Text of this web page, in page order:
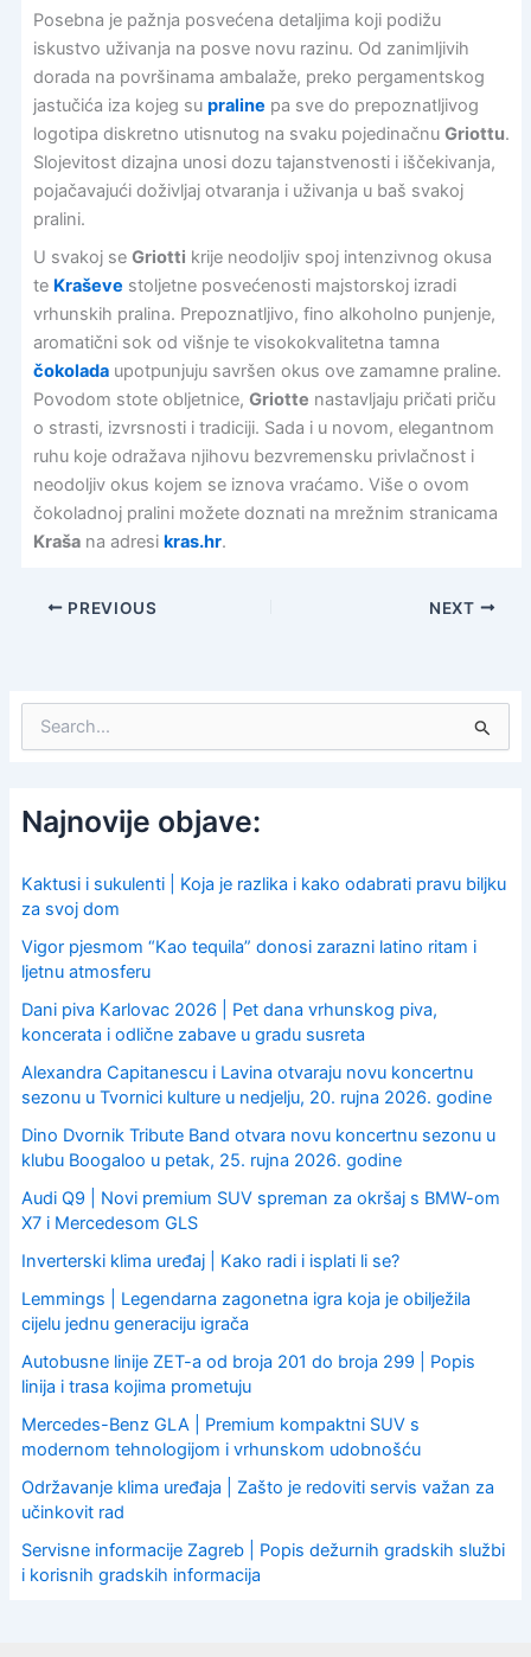
Posebna je pažnja posvećena detaljima koji podižu
iskustvo uživanja na posve novu razinu. Od zanimljivih
dorada na površinama ambalaže, preko pergamentskog
jastučića iza kojeg su praline pa sve do prepoznatljivog
logotipa diskretno utisnutog na svaku pojedinačnu Griottu.
Slojevitost dizajna unosi dozu tajanstvenosti i iščekivanja,
pojačavajući doživljaj otvaranja i uživanja u baš svakoj
pralini.
U svakoj se Griotti krije neodoljiv spoj intenzivnog okusa
te Kraševe stoljetne posvećenosti majstorskoj izradi
vrhunskih pralina. Prepoznatljivo, fino alkoholno punjenje,
aromatični sok od višnje te visokokvalitetna tamna
čokoladaupotpunjuju savršen okus ove zamamne praline.
Povodom stote obljetnice, Griotte nastavljaju pričati priču
o strasti, izvrsnosti i tradiciji. Sada i u novom, elegantnom
ruhu koje odražava njihovu bezvremensku privlačnost i
neodoljiv okus kojem se iznova vraćamo. Više o ovom
čokoladnoj pralini možete doznati na mrežnim stranicama
Krašana adresi kras.hr.
PREVIOUS NEXT
c
h
o
r
Najnovije objave:
Kaktusi i sukulenti | Koja je razlika i kako odabrati pravu biljku
za svoj dom
Vigor pjesmom “Kao tequila” donosi zarazni latino ritam i
ljetnu atmosferu
Dani piva Karlovac 2026 | Pet dana vrhunskog piva,
koncerata i odlične zabave u gradu susreta
Alexandra Capitanescu i Lavina otvaraju novu koncertnu
sezonu u Tvornici kulture u nedjelju, 20. rujna 2026. godine
Dino Dvornik Tribute Band otvara novu koncertnu sezonu u
klubu Boogaloo u petak, 25. rujna 2026. godine
Audi Q9 | Novi premium SUV spreman za okršaj s BMW-om
X7 i Mercedesom GLS
Inverterski klima uređaj | Kako radi i isplati li se?
Lemmings | Legendarna zagonetna igra koja je obilježila
cijelu jednu generaciju igrača
Autobusne linije ZET-a od broja 201 do broja 299 | Popis
linija i trasa kojima prometuju
Mercedes-Benz GLA | Premium kompaktni SUV s
modernom tehnologijom i vrhunskom udobnošću
Održavanje klima uređaja | Zašto je redoviti servis važan za
učinkovit rad
Servisne informacije Zagreb | Popis dežurnih gradskih službi
i korisnih gradskih informacija